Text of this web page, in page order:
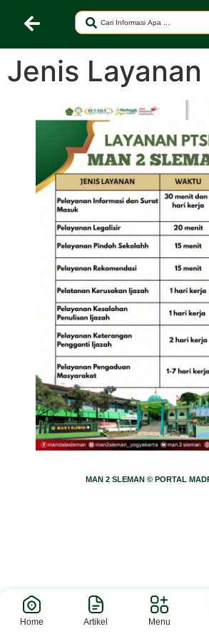
Jenis Layanan
MAN 2 SLEMAN © PORTAL
Home Artikel Menu